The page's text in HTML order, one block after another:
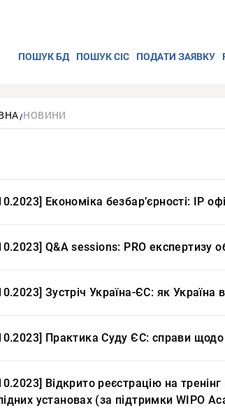
ПОШУК БД ПОШУК СІС ПОДАТИ ЗАЯВКУ
НОВИНИ
Економіка безбарʼєрності: IP
Q&А sessions: PRO експертизу
Зустріч Україна-ЄС: як
Практика Суду ЄС: справи
Відкрито реєстрацію на
установах (за підтримки WIPO